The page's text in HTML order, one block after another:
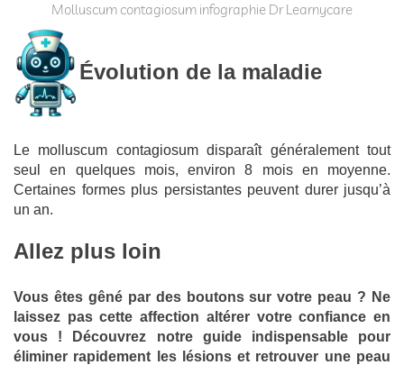
Molluscum contagiosum infographie Dr Learnycare
Évolution de la maladie
Le molluscum contagiosum disparaît généralement tout
seul en quelques mois, environ 8 mois en moyenne.
Certaines formes plus persistantes peuvent durer jusqu’à
un an.
Allez plus loin
Vous êtes gêné par des boutons sur votre peau ? Ne
laissez pas cette affection altérer votre confiance en
vous ! Découvrez notre guide indispensable pour
éliminer rapidement les lésions et retrouver une peau